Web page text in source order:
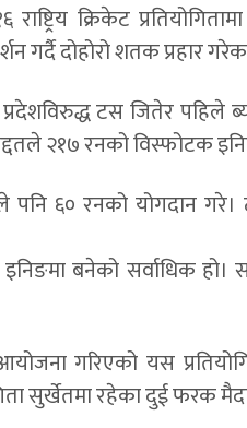
क्रिकेट
गर्दै दोहोरो शतक प्रहार
टस जितेर पहिले
२१७ रनको विस्फोटक
पनि ६० रनको योगदान
बनेको सर्वाधिक हो।
गरिएको यस
सुर्खेतमा रहेका दुई फरक